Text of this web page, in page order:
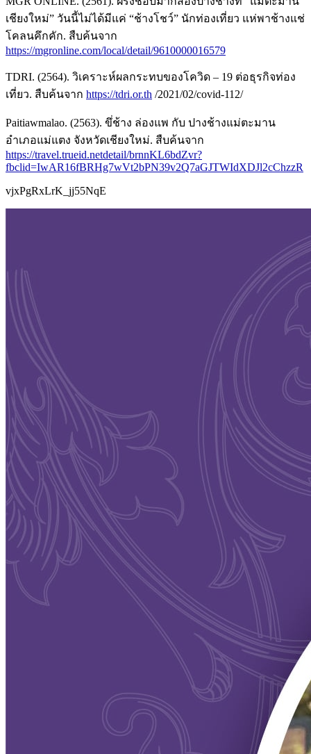
เชียงใหม่” วันนี้ไม่ได้มีแค่ “ช้างโชว์” นักท่องเที่ยว แห่พาช้างแช่
โคลนคึกคัก. สืบค้นจาก
https://mgronline.com/local/detail/9610000016579
TDRI. (2564). วิเคราะห์ผลกระทบของโควิด – 19 ต่อธุรกิจท่อง
เที่ยว. สืบค้นจาก https://tdri.or.th /2021/02/covid-112/
Paitiawmalao. (2563). ขึ่ช้าง ล่องแพ กับ ปางช้างแม่ตะมาน
อำเภอแม่แตง จังหวัดเชียงใหม่. สืบค้นจาก
https://travel.trueid.netdetail/brnnKL6bdZvr?
fbclid=IwAR16fBRHg7wVt2bPN39v2Q7aGJTWIdXDJl2cChzzR
vjxPgRxLrK_jj55NqE